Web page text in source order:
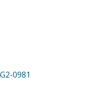
0981